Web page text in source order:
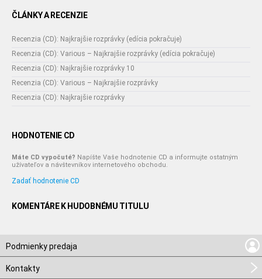
ČLÁNKY A RECENZIE
Recenzia (CD): Najkrajšie rozprávky (edícia pokračuje)
Recenzia (CD): Various – Najkrajšie rozprávky (edícia pokračuje)
Recenzia (CD): Najkrajšie rozprávky 10
Recenzia (CD): Various – Najkrajšie rozprávky
Recenzia (CD): Najkrajšie rozprávky
HODNOTENIE CD
Máte CD vypočuté? Napíšte Vaše hodnotenie CD a informujte ostatným
užívateľov a návštevníkov internetového obchodu.
Zadať hodnotenie CD
KOMENTÁRE K HUDOBNÉMU TITULU
Podmienky predaja
Kontakty